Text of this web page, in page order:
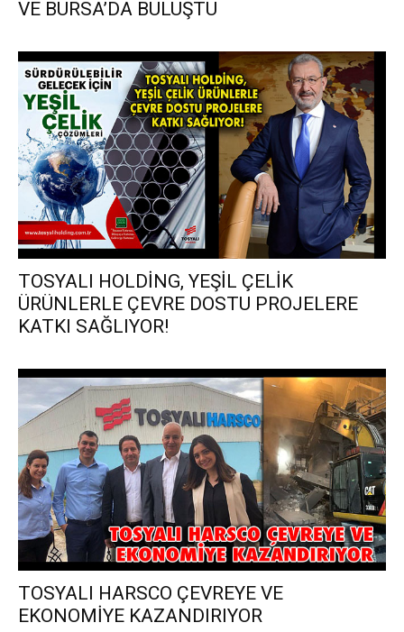
VE BURSA’DA BULUŞTU
TOSYALI HOLDİNG, YEŞİL ÇELİK
ÜRÜNLERLE ÇEVRE DOSTU PROJELERE
KATKI SAĞLIYOR!
TOSYALI HARSCO ÇEVREYE VE
EKONOMİYE KAZANDIRIYOR